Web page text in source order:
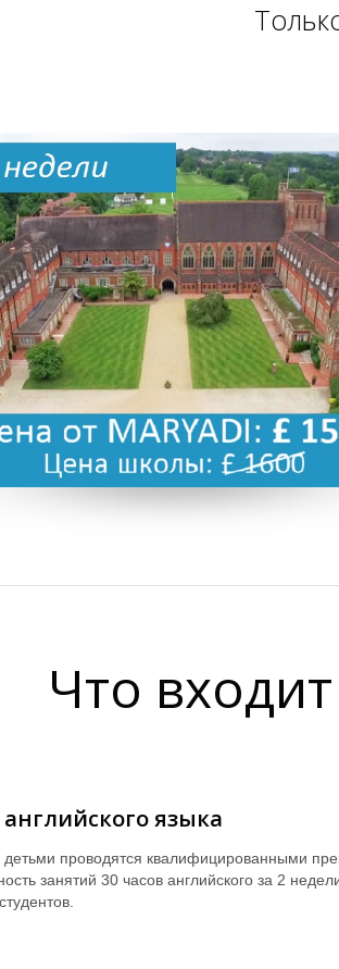
Что
языка
детьми проводятся квалифицированными
занятий 30 часов английского за 2